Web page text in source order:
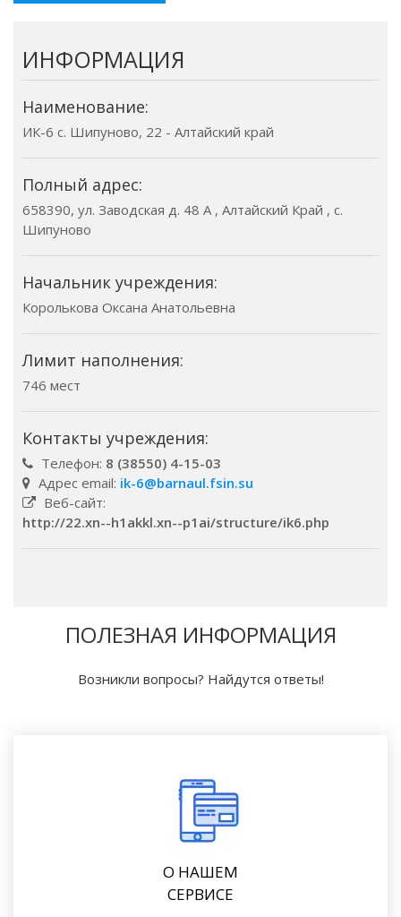
ИНФОРМАЦИЯ
Наименование:
ИК-6 с. Шипуново, 22 - Алтайский край
Полный адрес:
658390, ул. Заводская д. 48 А , Алтайский Край , с.
Шипуново
Начальник учреждения:
Королькова Оксана Анатольевна
Лимит наполнения:
746 мест
Контакты учреждения:
Телефон: 8 (38550) 4-15-03
Адрес email: ik-6@barnaul.fsin.su
Веб-сайт:
http://22.xn--h1akkl.xn--p1ai/structure/ik6.php
ПОЛЕЗНАЯ ИНФОРМАЦИЯ
Возникли вопросы? Найдутся ответы!
О НАШЕМ
СЕРВИСЕ